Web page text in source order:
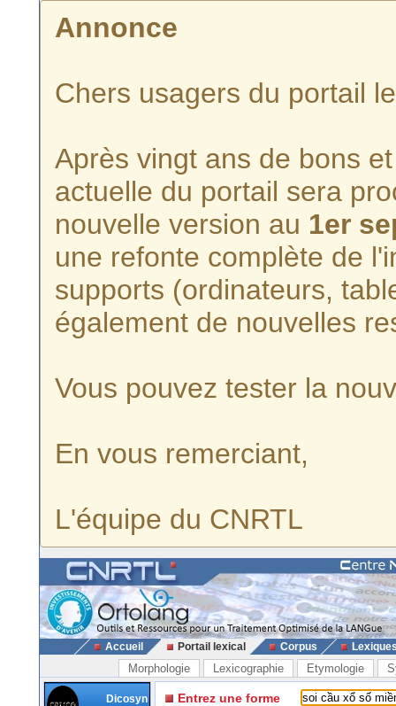
Annonce
Chers usagers du portail
Après vingt ans de bons
actuelle du portail sera
nouvelle version au 1er
une refonte complète de
supports (ordinateurs,
également de nouvelles
Vous pouvez tester la
En vous remerciant,
L'équipe du CNRTL
Accueil Portail lexical Corpus
Morphologie Lexicographie Etymologie
Dicosyn
Entrez une forme